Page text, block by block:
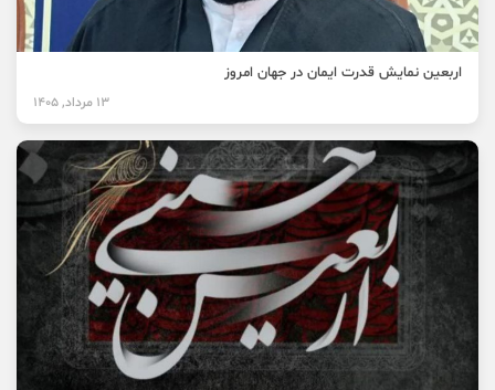
اربعین نمایش قدرت ایمان در جهان امروز
13 مرداد, 1405